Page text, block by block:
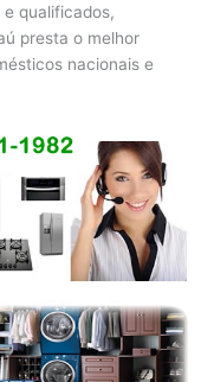
qualificados,
presta o melhor
nacionais e